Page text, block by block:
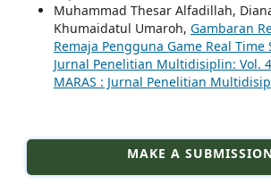
Muhammad Thesar Alfadillah,
Khumaidatul Umaroh, Gambaran
Remaja Pengguna Game Real Time
Jurnal Penelitian Multidisiplin: Vol.
MARAS : Jurnal Penelitian
MAKE A